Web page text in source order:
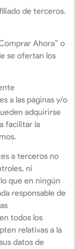
de terceros.
Ahora” o
se ofertan los
a las páginas y/o
adquirirse
facilitar la
a terceros no
ni
que en ningún
responsable de
todos los
relativas a la
datos de